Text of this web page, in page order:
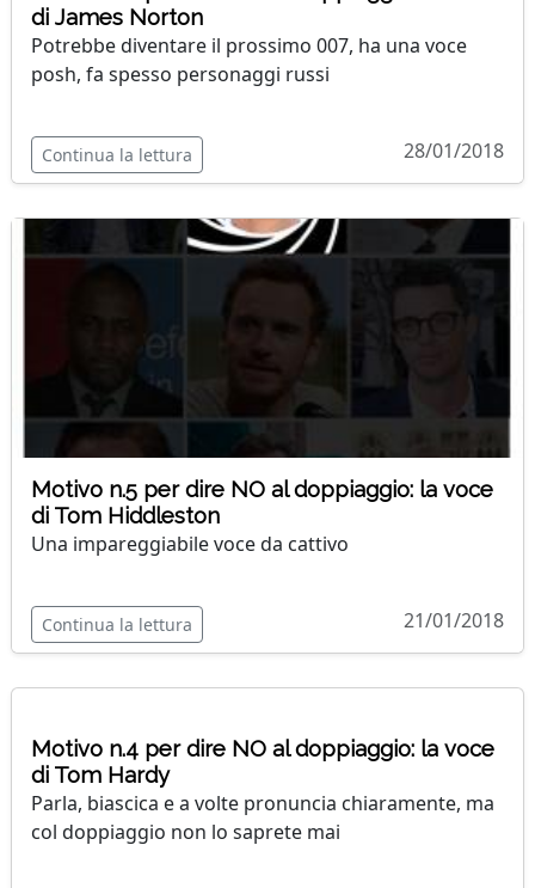
di James Norton
Potrebbe diventare il prossimo 007, ha una voce
posh, fa spesso personaggi russi
Continua la lettura 28/01/2018
Motivo n.5 per dire NO al doppiaggio: la voce
di Tom Hiddleston
Una impareggiabile voce da cattivo
Continua la lettura 21/01/2018
Motivo n.4 per dire NO al doppiaggio: la voce
di Tom Hardy
Parla, biascica e a volte pronuncia chiaramente, ma
col doppiaggio non lo saprete mai